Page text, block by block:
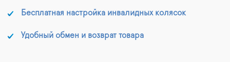
Бесплатная настройка инвалидных колясок
Удобный обмен и возврат товара